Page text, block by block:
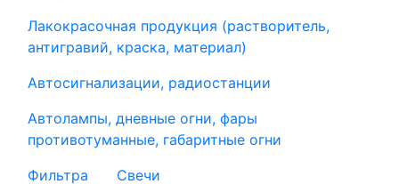
Лакокрасочная продукция (растворитель,
антигравий, краска, материал)
Автосигнализации, радиостанции
Автолампы, дневные огни, фары
противотуманные, габаритные огни
Фильтра
Свечи